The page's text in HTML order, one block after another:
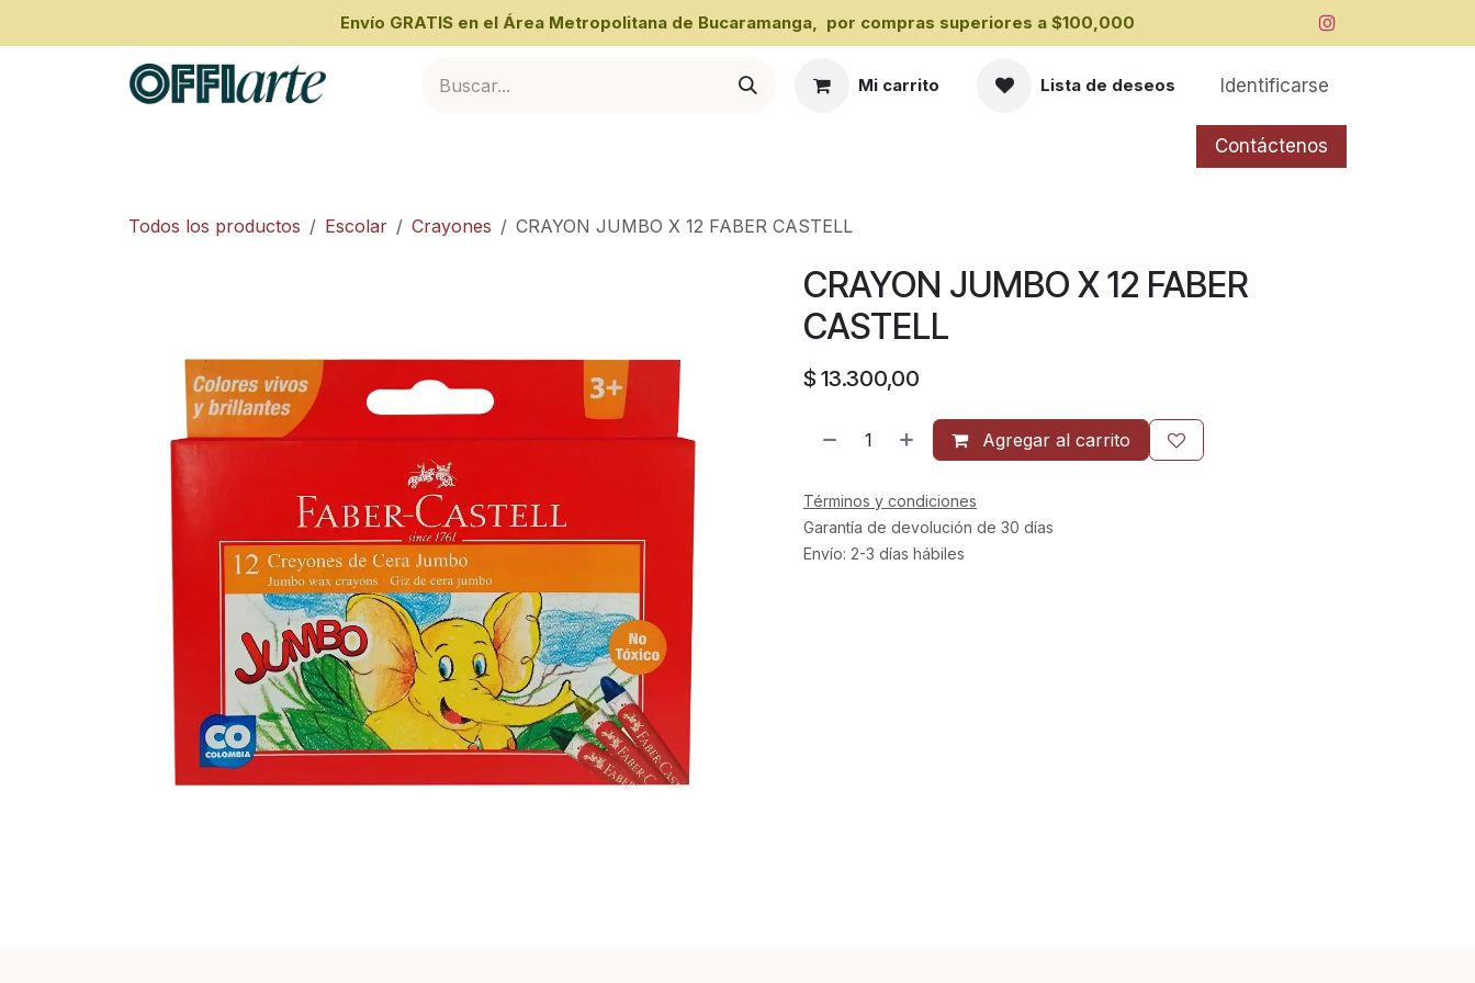
​Envío GRATIS en el Área Metropolitana de Bucaramanga, por compras superiores a ​$100,000
Mi carrito Lista de deseos Identificarse
Contáctenos
Todos los productos Escolar Crayones CRAYON JUMBO X 12 FABER CASTELL
CRAYON JUMBO X 12 FABER
CASTELL
$ 13.300,00
Agregar al carrito
Términos y condiciones
Garantía de devolución de 30 días
Envío: 2-3 días hábiles